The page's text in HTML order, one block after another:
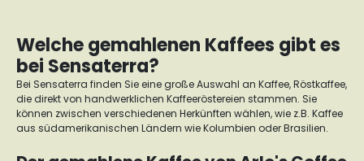
Welche gemahlenen Kaffees gibt es
bei Sensaterra?
Bei Sensaterra finden Sie eine große Auswahl an Kaffee, Röstkaffee,
die direkt von handwerklichen Kaffeeröstereien stammen. Sie
können zwischen verschiedenen Herkünften wählen, wie z.B. Kaffee
aus südamerikanischen Ländern wie Kolumbien oder Brasilien.